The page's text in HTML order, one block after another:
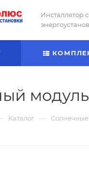
Инсталлятор
модуль
Каталог —